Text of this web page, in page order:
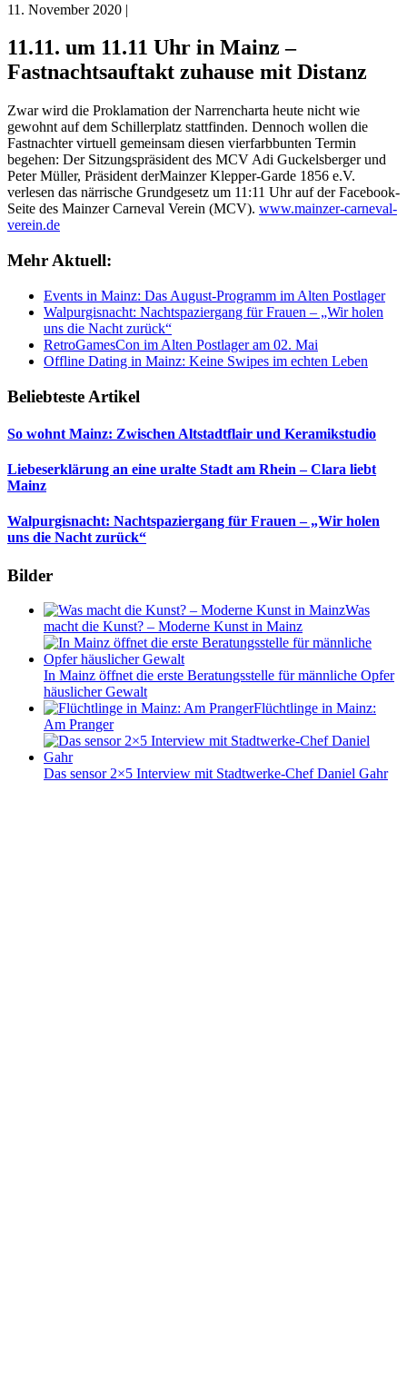
11. November 2020 |
11.11. um 11.11 Uhr in Mainz –
Fastnachtsauftakt zuhause mit Distanz
Zwar wird die Proklamation der Narrencharta heute nicht wie
gewohnt auf dem Schillerplatz stattfinden. Dennoch wollen die
Fastnachter virtuell gemeinsam diesen vierfarbbunten Termin
begehen: Der Sitzungspräsident des MCV Adi Guckelsberger und
Peter Müller, Präsident derMainzer Klepper-Garde 1856 e.V.
verlesen das närrische Grundgesetz um 11:11 Uhr auf der Facebook-
Seite des Mainzer Carneval Verein (MCV). www.mainzer-carneval-
verein.de
Mehr Aktuell:
Events in Mainz: Das August-Programm im Alten Postlager
Walpurgisnacht: Nachtspaziergang für Frauen – „Wir holen
uns die Nacht zurück“
RetroGamesCon im Alten Postlager am 02. Mai
Offline Dating in Mainz: Keine Swipes im echten Leben
Beliebteste Artikel
So wohnt Mainz: Zwischen Altstadtflair und Keramikstudio
Liebeserklärung an eine uralte Stadt am Rhein – Clara liebt
Mainz
Walpurgisnacht: Nachtspaziergang für Frauen – „Wir holen
uns die Nacht zurück“
Bilder
Was
macht die Kunst? – Moderne Kunst in Mainz
In Mainz öffnet die erste Beratungsstelle für männliche Opfer
häuslicher Gewalt
Flüchtlinge in Mainz:
Am Pranger
Das sensor 2×5 Interview mit Stadtwerke-Chef Daniel Gahr